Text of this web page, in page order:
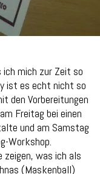
mich zur Zeit so
ist es echt nicht so
den Vorbereitungen
Freitag bei einen
und am Samstag
Workshop.
was ich als
(Maskenball)